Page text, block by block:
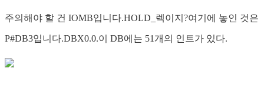
주의해야 할 건 IOMB입니다.HOLD_렉이지?여기에 놓인 것은
P#DB3입니다.DBX0.0.이 DB에는 51개의 인트가 있다.